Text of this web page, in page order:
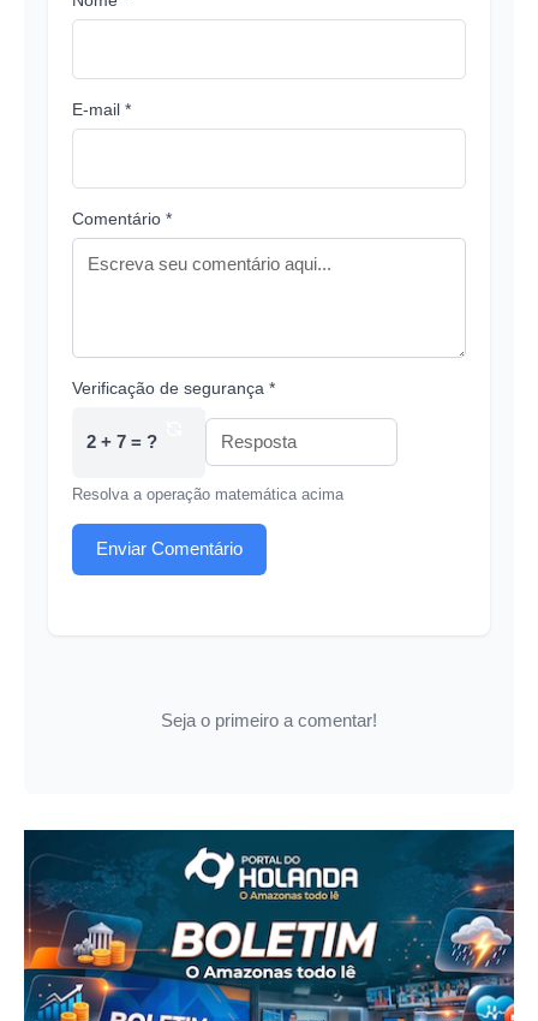
E-mail *
Comentário *
Verificação de segurança *
2 + 7 = ?
Resolva a operação matemática acima
Enviar Comentário
Seja o primeiro a comentar!